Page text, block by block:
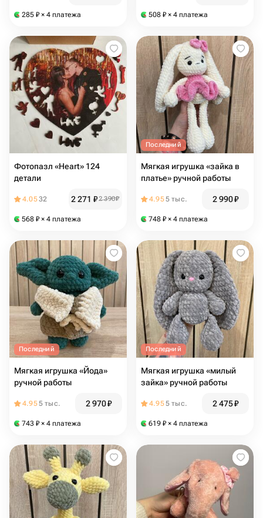
285 ₽ × 4 платежа 508 ₽ × 4 платежа
Фотопазл «Heart» 124
детали
4.0532 2 271 ₽2 390₽
568 ₽ × 4 платежа
Последний
Мягкая игрушка «зайка в
платье» ручной работы
4.955 тыс. 2 990₽
748 ₽ × 4 платежа
Последний
Мягкая игрушка «Йода»
ручной работы
4.955 тыс. 2 970₽
743 ₽ × 4 платежа
Последний
Мягкая игрушка «милый
зайка» ручной работы
4.955 тыс. 2 475₽
619 ₽ × 4 платежа